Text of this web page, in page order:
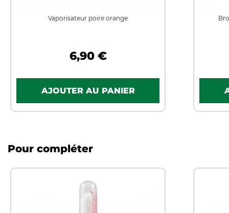
Vaporisateur poire orange
6,90 €
Pour compléter